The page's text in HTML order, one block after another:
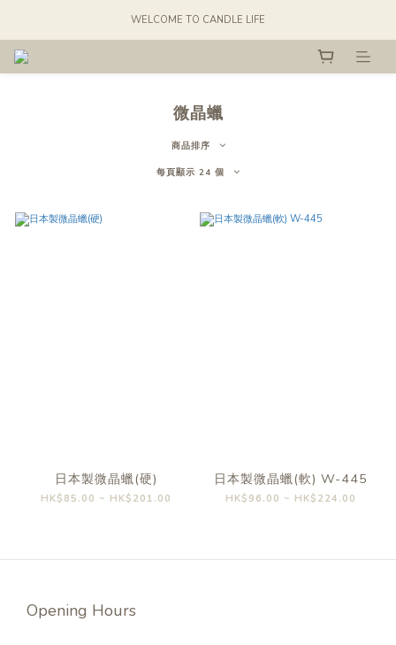
WELCOME TO CANDLE LIFE
微晶蠟
商品排序
每頁顯示 24 個
日本製微晶蠟(硬)
HK$85.00 ~ HK$201.00
日本製微晶蠟(軟) W-445
HK$96.00 ~ HK$224.00
Opening Hours